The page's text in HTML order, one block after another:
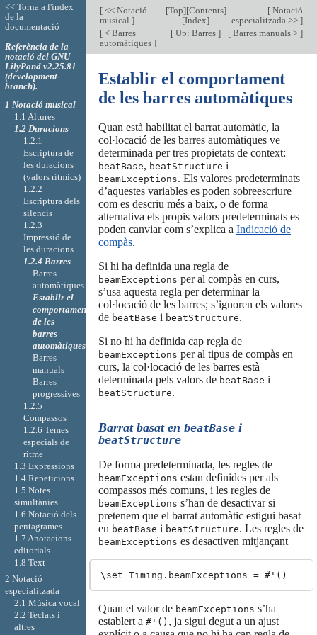
[<< Notació
musical ]
[Top][Contents]
[Index]
[Notació
especialitzada >> ]
[< Barres
automàtiques ]
[ Up: Barres] [Barres manuals > ]
Establir el comportament
de les barres automàtiques
Quan està habilitat el barrat automàtic, la
col·locació de les barres automàtiques ve
determinada per tres propietats de context:
beatBase, beatStructure i
beamExceptions. Els valores predeterminats
d’aquestes variables es poden sobreescriure
com es descriu més a baix, o de forma
alternativa els propis valors predeterminats es
poden canviar com s’explica a Indicació de
compàs.
Si hi ha definida una regla de
beamExceptions per al compàs en curs,
s’usa aquesta regla per determinar la
col·locació de les barres; s’ignoren els valores
de beatBase i beatStructure.
Si no hi ha definida cap regla de
beamExceptions per al tipus de compàs en
curs, la col·locació de les barres està
determinada pels valors de beatBase i
beatStructure.
Barrat basat en beatBasei
beatStructure
De forma predeterminada, les regles de
beamExceptions estan definides per als
compassos més comuns, i les regles de
beamExceptions s’han de desactivar si
pretenem que el barrat automàtic estigui basat
en beatBase i beatStructure. Les regles de
beamExceptions es desactiven mitjançant
Quan el valor de beamExceptions s’ha
establert a #'() , ja sigui degut a un ajust
<< Torna a l'índex
de la
documentació
Referència de la
notació del GNU
LilyPond v2.25.81
(development-
branch).
1 Notació musical
1.1 Altures
1.2 Duracions
1.2.1
Escriptura de
les duracions
(valors rítmics)
1.2.2
Escriptura dels
silencis
1.2.3
Impressió de
les duracions
1.2.4 Barres
Barres
automàtiques
Establir el
comportament
de les
barres
automàtiques
Barres
manuals
Barres
progressives
1.2.5
Compassos
1.2.6 Temes
especials de
ritme
1.3 Expressions
1.4 Repeticions
1.5 Notes
simultànies
1.6 Notació dels
pentagrames
1.7 Anotacions
editorials
1.8 Text
2 Notació
especialitzada
2.1 Música vocal
2.2 Teclats i
altres